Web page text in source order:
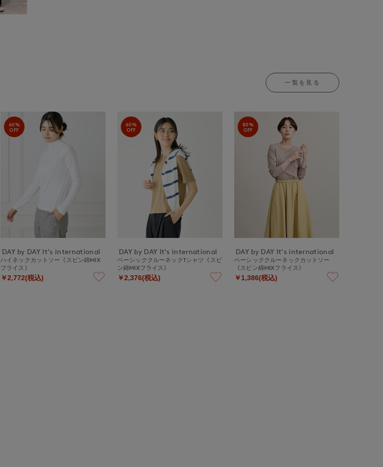
一覧を見る
60%
OFF
DAY by DAY It's international
ハイネックカットソー《スビン綿MIX
フライス》
￥2,772(税込)
60%
OFF
DAY by DAY It's international
ベーシッククルーネックTシャツ《スビ
ン綿MIXフライス》
￥2,376(税込)
80%
OFF
DAY by DAY It's international
ベーシッククルーネックカットソー
《スビン綿MIXフライス》
￥1,386(税込)